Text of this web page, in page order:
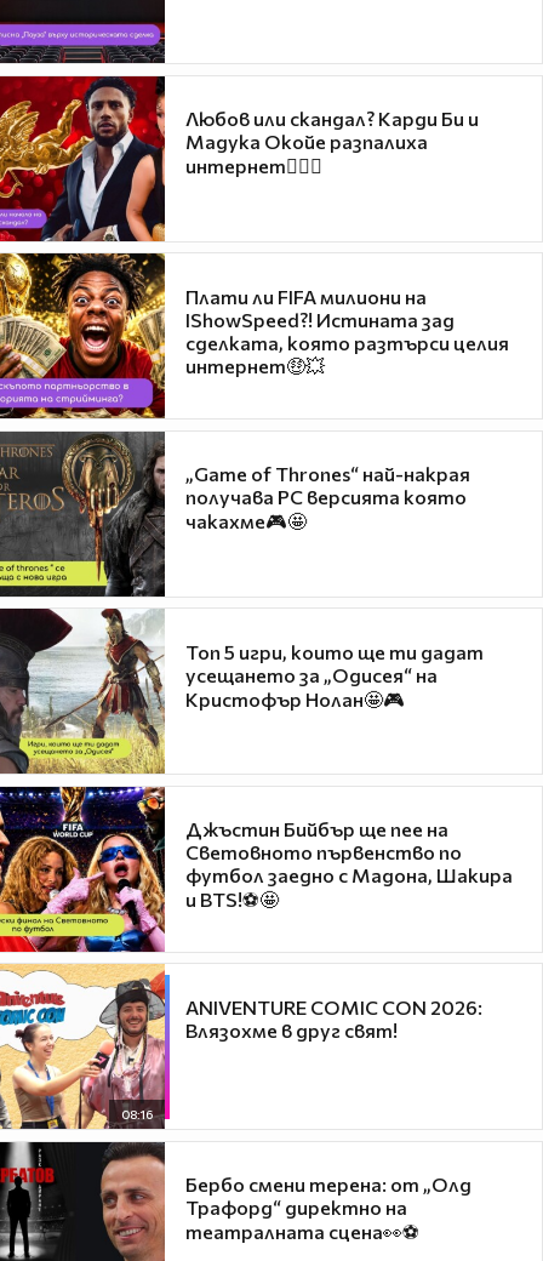
Любов или скандал? Карди Би и
Мадука Окойе разпалиха
интернет❤️‍🔥🔥
Плати ли FIFA милиони на
IShowSpeed?! Истината зад
сделката, която разтърси целия
интернет🤑💥
„Game of Thrones“ най-накрая
получава PC версията която
чакахме🎮🤩
Топ 5 игри, които ще ти дадат
усещането за „Одисея“ на
Кристофър Нолан🤩🎮
Джъстин Бийбър ще пее на
Световното първенство по
футбол заедно с Мадона, Шакира
и BTS!⚽🤩
08:16
ANIVENTURE COMIC CON 2026:
Влязохме в друг свят!
Бербо смени терена: от „Олд
Трафорд“ директно на
театралната сцена👀⚽